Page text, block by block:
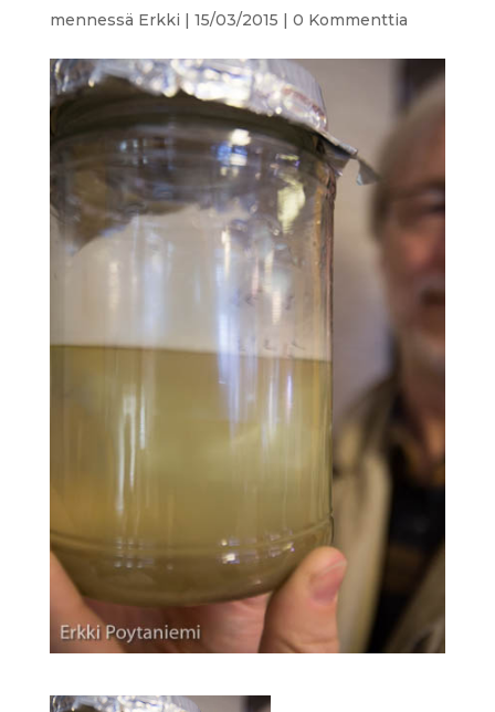
mennessä Erkki | 15/03/2015 | 0 Kommenttia